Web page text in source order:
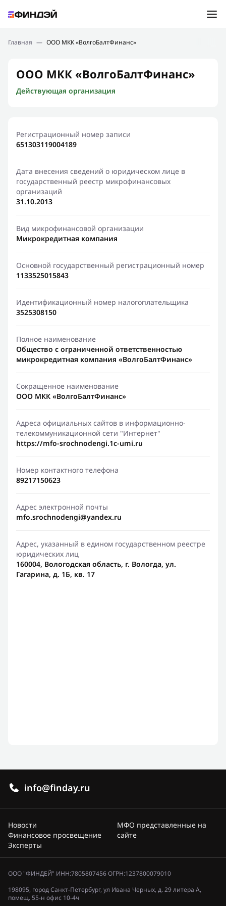
Подбор займа
Новости
Финансовое просвещение
Главная — ООО МКК «ВолгоБалтФинанс»
ООО МКК «ВолгоБалтФинанс»
Действующая организация
Регистрационный номер записи
651303119004189
Дата внесения сведений о юридическом лице в
государственный реестр микрофинансовых
организаций
31.10.2013
Вид микрофинансовой организации
Микрокредитная компания
Основной государственный регистрационный номер
1133525015843
Идентификационный номер налогоплательщика
3525308150
Полное наименование
Общество с ограниченной ответственностью
микрокредитная компания «ВолгоБалтФинанс»
Сокращенное наименование
ООО МКК «ВолгоБалтФинанс»
Адреса официальных сайтов в информационно-
телекоммуникационной сети "Интернет"
https://mfo-srochnodengi.1c-umi.ru
Номер контактного телефона
89217150623
Адрес электронной почты
mfo.srochnodengi@yandex.ru
Адрес, указанный в едином государственном реестре
юридических лиц
160004, Вологодская область, г. Вологда, ул.
Гагарина, д. 1Б, кв. 17
info@finday.ru
Новости
Финансовое просвещение
Эксперты
МФО представленные на
сайте
ООО "ФИНДЕЙ" ИНН:7805807456 ОГРН:1237800079010
198095, город Санкт-Петербург, ул Ивана Черных, д. 29 литера А,
помещ. 55-н офис 10-4ч
Ошибка:Контактная форма не найдена.
Спасибо, что написали нам
Мы свяжемся с Вами в ближайшее время и сообщим
результат
Отправить новый запрос